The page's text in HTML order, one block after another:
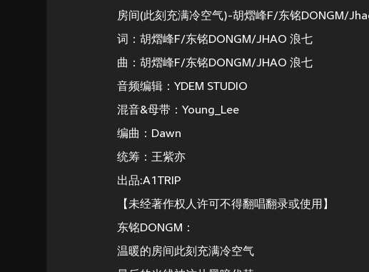
房间(此刻充满冷空气)-胡熠峰F/东铭DONGM/
词：胡熠峰F/东铭DONGM/JHAO 浪七
曲：胡熠峰F/东铭DONGM/JHAO 浪七
音频编辑：YDEM STUDIO
混音&母带：Young_Lee
编曲：Dawn
统筹：王紫亦
出品:A1TRIP
【未经著作权人许可不得翻唱翻录或使用】
东铭DONGM：
温暖的房间此刻充满冷空气